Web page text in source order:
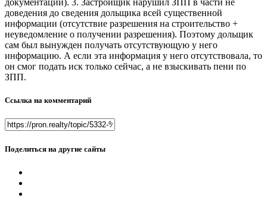
документации). 3. Застройщик нарушил ЗПП в части не
доведения до сведения дольщика всей существенной
информации (отсутствие разрешения на строительство +
неуведомление о получении разрешения). Поэтому дольщик
сам был вынужден получать отсутствующую у него
информацию. А если эта информация у него отсутствовала, то
он смог подать иск только сейчас, а не взыскивать пени по
ЗПП.
Ссылка на комментарий
Поделиться на другие сайты